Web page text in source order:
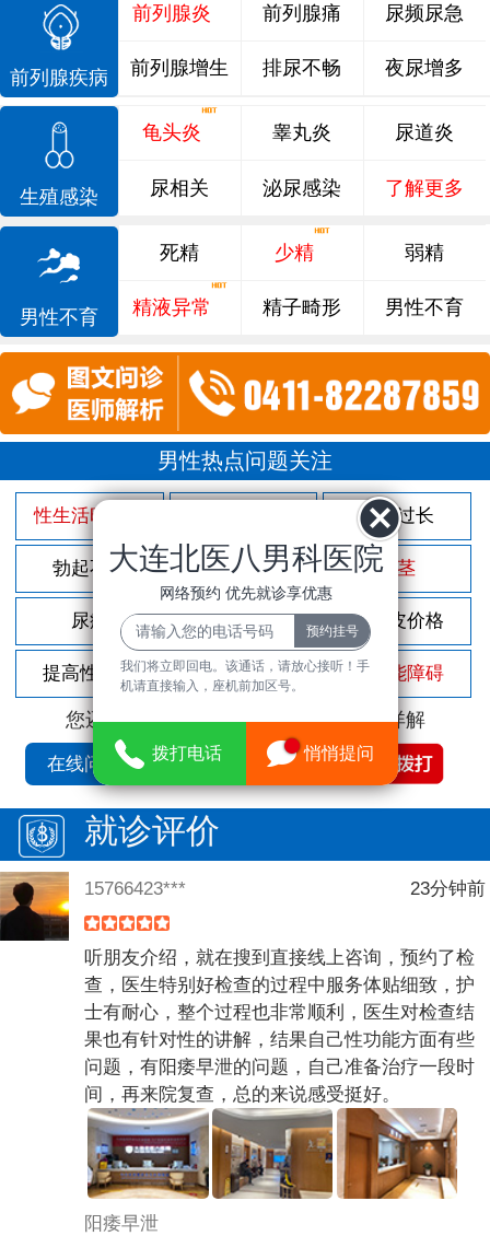
前列腺疾病
前列腺炎 前列腺痛 尿频尿急
前列腺增生 排尿不畅 夜尿增多
生殖感染
龟头炎 睾丸炎 尿道炎
尿相关 泌尿感染 了解更多
男性不育
死精 少精 弱精
精液异常 精子畸形 男性不育
男性热点问题关注
性生活时间短 包皮过长
勃起不坚 尿频尿急 包茎
尿痛 前列腺炎 割包皮价格
提高性功能 龟头敏感 性功能障碍
您还可以拨打免费咨询电话立即为您详解
在线问诊
就诊评价
15766423*** 23分钟前
听朋友介绍，就在搜到直接线上咨询，预约了检
查，医生特别好检查的过程中服务体贴细致，护
士有耐心，整个过程也非常顺利，医生对检查结
果也有针对性的讲解，结果自己性功能方面有些
问题，有阳痿早泄的问题，自己准备治疗一段时
间，再来院复查，总的来说感受挺好。
阳痿早泄
大连北医八男科医院
网络预约 优先就诊享优惠
我们将立即回电。该通话，请放心接听！手
机请直接输入，座机前加区号。
拨打电话 悄悄提问